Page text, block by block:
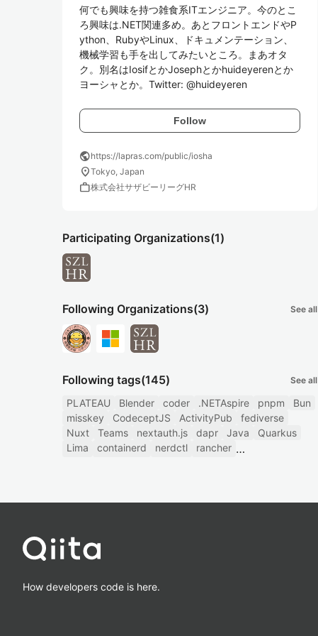
何でも興味を持つ雑食系ITエンジニア。今のとこ
ろ興味は.NET関連多め。あとフロントエンドやP
ython、RubyやLinux、ドキュメンテーション、
機械学習も手を出してみたいところ。まあオタ
ク。別名はIosifとかJosephとかhuideyerenとか
ヨーシャとか。Twitter: @huideyeren
Follow
publichttps://lapras.com/public/iosha
location_onTokyo, Japan
work株式会社サザビーリーグHR
Participating Organizations(1)
Following Organizations(3) See all
Following tags(145) See all
PLATEAU Blender coder .NETAspire pnpm
Bun
misskey
CodeceptJS ActivityPub
fediverse
Nuxt
Teams nextauth.js dapr Java
Quarkus
Lima
containerd nerdctl rancher
How developers code is here.